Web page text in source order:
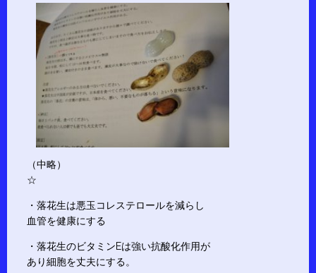
（中略）
☆
・落花生は悪玉コレステロールを減らし
血管を健康にする
・落花生のビタミンEは強い抗酸化作用が
あり細胞を丈夫にする。